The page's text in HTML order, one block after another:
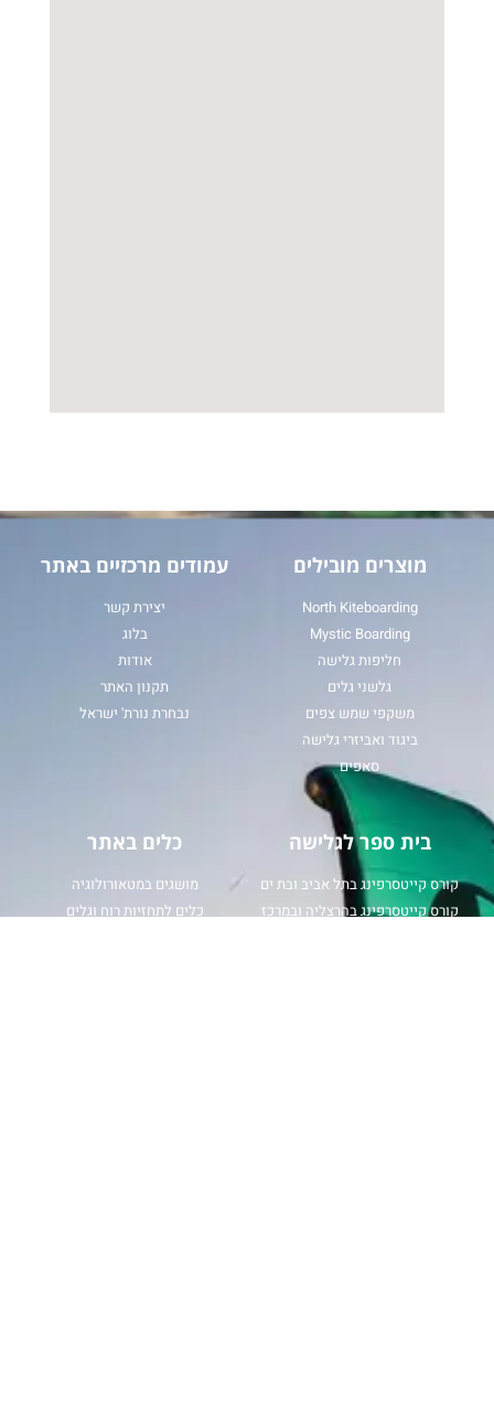
מוצרים מובילים
North Kiteboarding
Mystic Boarding
חליפות גלישה
גלשני גלים
משקפי שמש צפים
ביגוד ואביזרי גלישה
סאפים
עמודים מרכזיים באתר
יצירת קשר
בלוג
אודות
תקנון האתר
נבחרת נורת' ישראל
בית ספר לגלישה
קורס קייטסרפינג בתל אביב ובת ים
קורס קייטסרפינג בהרצליה ובמרכז
כלים באתר
מושגים במטאורולוגיה
כלים לתחזיות רוח וגלים